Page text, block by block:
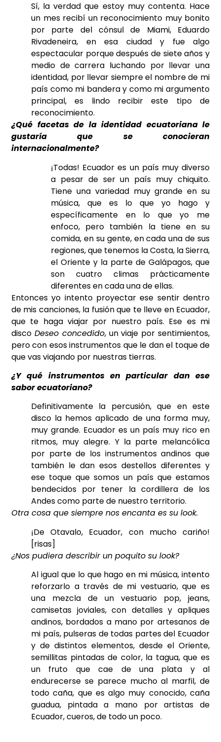
Sí, la verdad que estoy muy contenta. Hace
un mes recibí un reconocimiento muy bonito
por parte del cónsul de Miami, Eduardo
Rivadeneira, en esa ciudad y fue algo
espectacular porque después de siete años y
medio de carrera luchando por llevar una
identidad, por llevar siempre el nombre de mi
país como mi bandera y como mi argumento
principal, es lindo recibir este tipo de
reconocimiento.
¿Qué facetas de la identidad ecuatoriana le
gustaría que se conocieran
internacionalmente?
¡Todas! Ecuador es un país muy diverso
a pesar de ser un país muy chiquito.
Tiene una variedad muy grande en su
música, que es lo que yo hago y
específicamente en lo que yo me
enfoco, pero también la tiene en su
comida, en su gente, en cada una de sus
regiones, que tenemos la Costa, la Sierra,
el Oriente y la parte de Galápagos, que
son cuatro climas prácticamente
diferentes en cada una de ellas.
Entonces yo intento proyectar ese sentir dentro
de mis canciones, la fusión que te lleve en Ecuador,
que te haga viajar por nuestro país. Ese es mi
disco Deseo concedido, un viaje por sentimientos,
pero con esos instrumentos que le dan el toque de
que vas viajando por nuestras tierras.
¿Y qué instrumentos en particular dan ese
sabor ecuatoriano?
Definitivamente la percusión, que en este
disco la hemos aplicado de una forma muy,
muy grande. Ecuador es un país muy rico en
ritmos, muy alegre. Y la parte melancólica
por parte de los instrumentos andinos que
también le dan esos destellos diferentes y
ese toque que somos un país que estamos
bendecidos por tener la cordillera de los
Andes como parte de nuestro territorio.
Otra cosa que siempre nos encanta es su look.
¡De Otavalo, Ecuador, con mucho cariño!
[risas]
¿Nos pudiera describir un poquito su look?
Al igual que lo que hago en mi música, intento
reforzarlo a través de mi vestuario, que es
una mezcla de un vestuario pop, jeans,
camisetas joviales, con detalles y apliques
andinos, bordados a mano por artesanos de
mi país, pulseras de todas partes del Ecuador
y de distintos elementos, desde el Oriente,
semillitas pintadas de color, la tagua, que es
un fruto que cae de una plata y al
endurecerse se parece mucho al marfil, de
todo caña, que es algo muy conocido, caña
guadua, pintada a mano por artistas de
Ecuador, cueros, de todo un poco.